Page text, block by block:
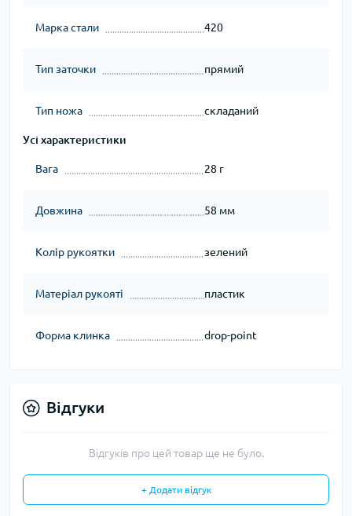
Марка стали 420
Тип заточки прямий
Тип ножа складаний
Усі характеристики
Вага 28 г
Довжина 58 мм
Колір рукоятки зелений
Матеріал рукояті пластик
Форма клинка drop-point
Відгуки
Відгуків про цей товар ще не було.
+ Додати відгук